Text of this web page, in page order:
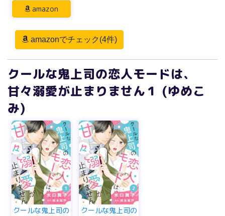
amazon
amazonでチェック(4件)
クールな鬼上司の恋人モードは、
甘々溺愛が止まりません１ (ゆめこ
み)
クールな鬼上司の
クールな鬼上司の